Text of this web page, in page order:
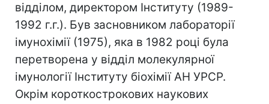
відділом, директором Інституту (1989-
1992 г.г.). Був засновником лабораторії
імунохімії (1975), яка в 1982 році була
перетворена у відділ молекулярної
імунології Інституту біохімії АН УРСР.
Окрім короткострокових наукових